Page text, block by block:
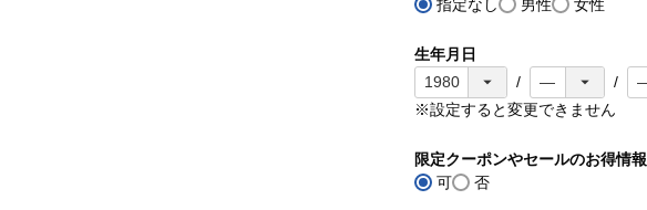
指定なし
男性 女性
生年月日
※設定すると変更できません
限定クーポンやセールのお得情報
可 否